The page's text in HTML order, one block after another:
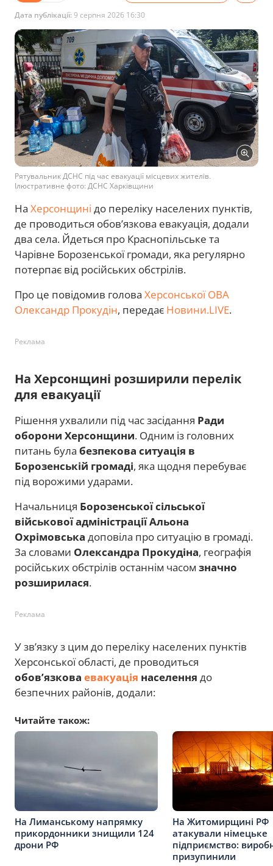
Дата публікації:9 серпня 2026 16:30
Рятувальник ДСНС під час евакуації місцевих жителів.
Ілюстративне фото: ДСНС Харківщини
На Херсонщині до переліку населених пунктів,
де проводиться обов’язкова евакуація, додали
два села. Йдеться про Краснопільське та
Чарівне Борозенської громади, яка регулярно
потерпає від російських обстрілів.
Про це повідомив голова Херсонської ОВА
Олександр Прокудін, передає Новини.LIVE.
Реклама
На Херсонщині розширили перелік
для евакуації
Рішення ухвалили під час засідання Ради
оборони Херсонщини. Одним із головних
питань була безпекова ситуація в
Борозенській громаді, яка щодня перебуває
під ворожими ударами.
Начальниця Борозенської сільської
військової адміністрації Альона
Охрімовська доповіла про ситуацію в громаді.
За словами Олександра Прокудіна, географія
російських обстрілів останнім часом значно
розширилася.
Реклама
У зв’язку з цим до переліку населених пунктів
Херсонської області, де проводиться
обов’язкова евакуація населення до
безпечних районів, додали:
Читайте також:
На Лиманському напрямку
прикордонники знищили 124
дрони РФ
На Житомирщині РФ
атакували німецьке
підприємство:
призупинили